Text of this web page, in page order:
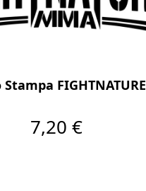
FIGHTNATURE
7,20 €